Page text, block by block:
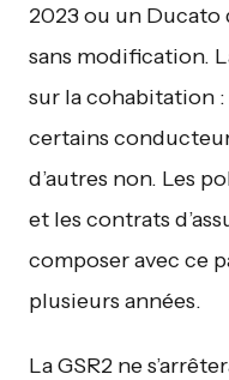
2023 ou un Ducato
sans modification.
sur la cohabitation
certains
d’autres non. Les
et les contrats
composer avec ce
plusieurs années.
La GSR2 ne